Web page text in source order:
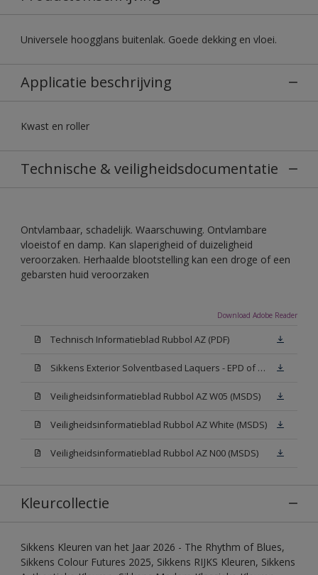
Universele hoogglans buitenlak. Goede dekking en vloei.
Applicatie beschrijving
Kwast en roller
Technische & veiligheidsdocumentatie
Ontvlambaar, schadelijk. Waarschuwing. Ontvlambare
vloeistof en damp. Kan slaperigheid of duizeligheid
veroorzaken. Herhaalde blootstelling kan een droge of een
gebarsten huid veroorzaken
Download Adobe Reader
Technisch Informatieblad Rubbol AZ (PDF)
Sikkens Exterior Solventbased Laquers - EPD of Milieuproductverklaring
Veiligheidsinformatieblad Rubbol AZ W05 (MSDS)
Veiligheidsinformatieblad Rubbol AZ White (MSDS)
Veiligheidsinformatieblad Rubbol AZ N00 (MSDS)
Kleurcollectie
Sikkens Kleuren van het Jaar 2026 - The Rhythm of Blues,
Sikkens Colour Futures 2025, Sikkens RIJKS Kleuren, Sikkens